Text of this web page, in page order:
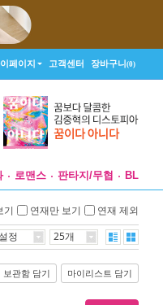
페이지 고객센터 장바구니(0)
로맨스 판타지/무협 BL
기 연재만 보기 연재 제외
정 25개
보관함 담기 마이리스트 담기